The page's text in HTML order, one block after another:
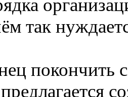
так
покончить